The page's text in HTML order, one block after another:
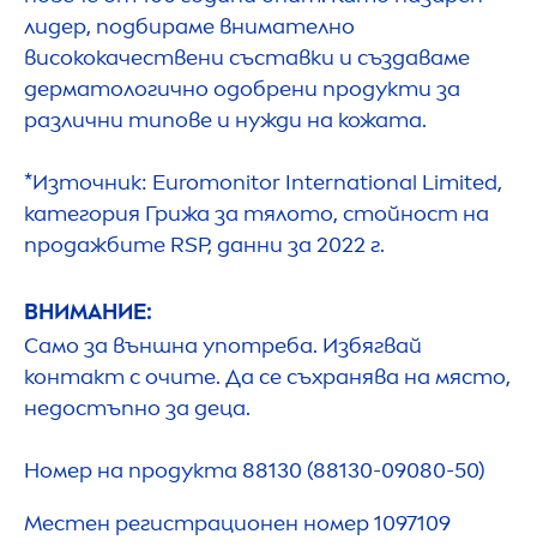
лидер, подбираме внимателно
висококачествени съставки и създаваме
дерматологично одобрени продукти за
различни типове и нужди на кожата.
*Източник: Euromonitor International Limited,
категория Грижа за тялото, стойност на
продажбите RSP, данни за 2022 г.
ВНИМАНИЕ:
Само за външна употреба. Избягвай
контакт с очите. Да се съхранява на място,
недостъпно за деца.
Номер на продукта 88130 (88130-09080-50)
Местен регистрационен номер 1097109